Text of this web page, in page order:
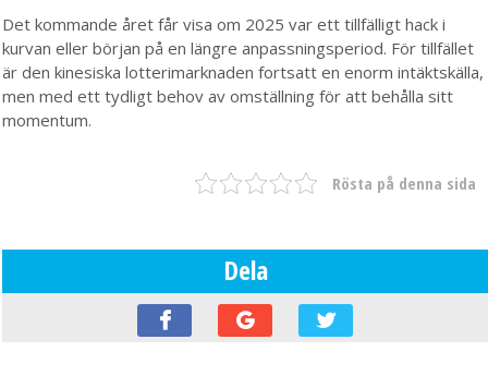
Det kommande året får visa om 2025 var ett tillfälligt hack i
kurvan eller början på en längre anpassningsperiod. För tillfället
är den kinesiska lotterimarknaden fortsatt en enorm intäktskälla,
men med ett tydligt behov av omställning för att behålla sitt
momentum.
Rösta på denna sida
Dela